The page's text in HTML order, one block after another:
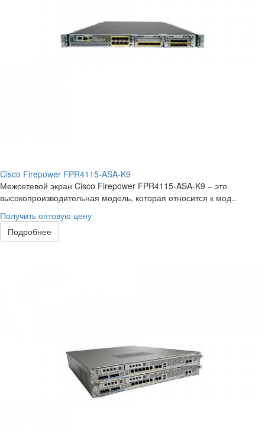
Cisco Firepower FPR4115-ASA-K9
Межсетевой экран Cisco Firepower FPR4115-ASA-K9 – это
высокопроизводительная модель, которая относится к мод..
Получить оптовую цену
Подробнее